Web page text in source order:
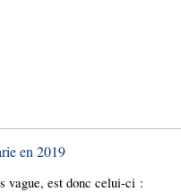
en 2019
vague, est donc celui-ci :